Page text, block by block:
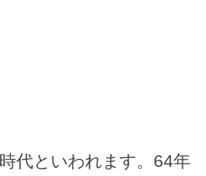
代といわれます。64年